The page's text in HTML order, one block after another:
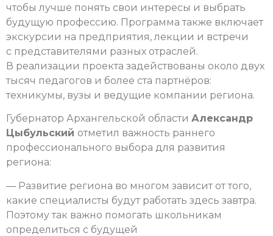
чтобы лучше понять свои интересы и выбрать
будущую профессию. Программа также включает
экскурсии на предприятия, лекции и встречи
с представителями разных отраслей.
В реализации проекта задействованы около двух
тысяч педагогов и более ста партнёров:
техникумы, вузы и ведущие компании региона.
Губернатор Архангельской области Александр
Цыбульский отметил важность раннего
профессионального выбора для развития
региона:
— Развитие региона во многом зависит от того,
какие специалисты будут работать здесь завтра.
Поэтому так важно помогать школьникам
определиться с будущей